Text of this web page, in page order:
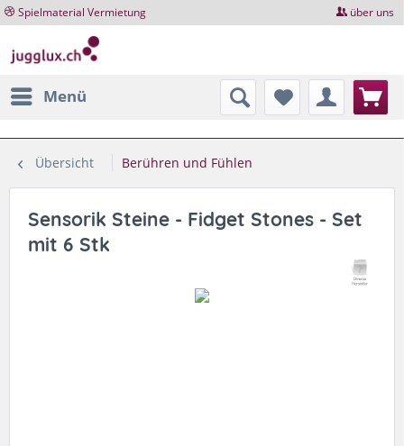
Spielmaterial Vermietung über uns
Menü
Übersicht Berühren und Fühlen
Sensorik Steine - Fidget Stones - Set
mit 6 Stk